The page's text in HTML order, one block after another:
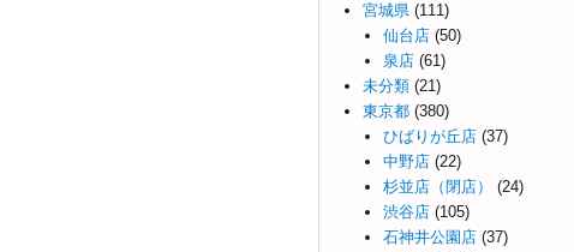
宮城県 (111)
仙台店(50)
泉店(61)
未分類 (21)
東京都 (380)
ひばりが丘店(37)
中野店(22)
杉並店（閉店）
(24)
渋谷店(105)
石神井公園店(37)